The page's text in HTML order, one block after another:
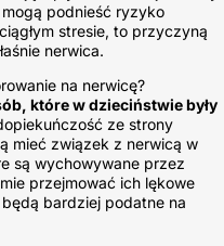
podnieść ryzyko
stresie, to przyczyną
nerwica.
na nerwicę?
które w dzieciństwie były
ze strony
mieć związek z nerwicą w
są wychowywane przez
przejmować ich lękowe
bardziej podatne na